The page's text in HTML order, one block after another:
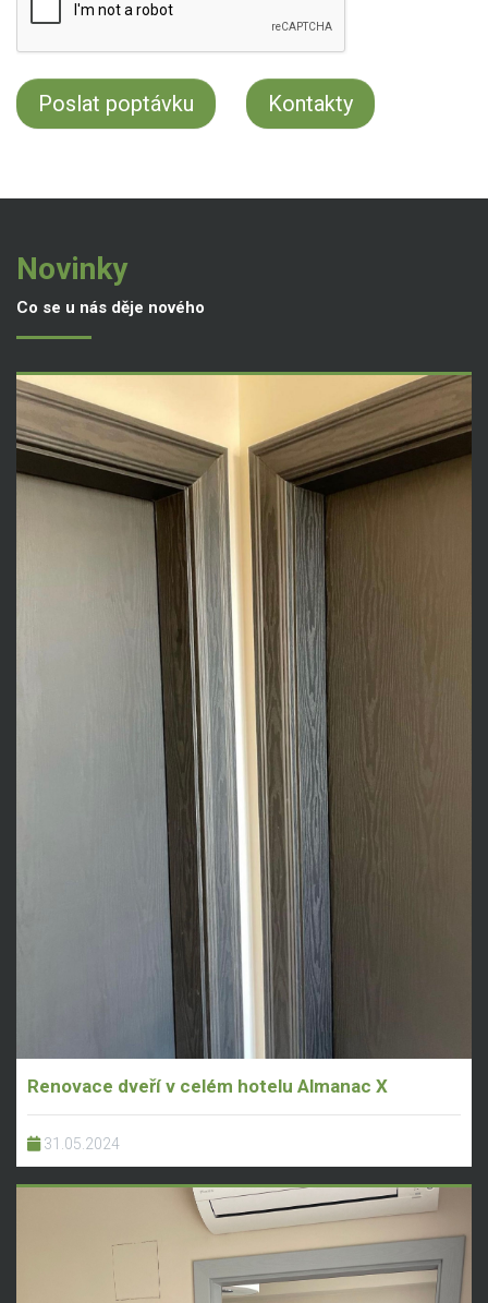
Kontakty
Novinky
Co se u nás děje nového
Renovace dveří v celém hotelu Almanac X
31.05.2024